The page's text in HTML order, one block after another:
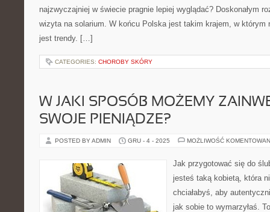
najzwyczajniej w świecie pragnie lepiej wyglądać? Doskonałym
wizyta na solarium. W końcu Polska jest takim krajem, w którym
jest trendy. […]
CATEGORIES: CHOROBY SKÓRY
W JAKI SPOSÓB MOŻEMY
SWOJE PIENIĄDZE?
POSTED BY ADMIN GRU - 4 - 2025 MOŻLIWOŚĆ
Jak przygotować się do
jesteś taką kobietą, która
chciałabyś, aby
jak sobie to wymarzyłaś.